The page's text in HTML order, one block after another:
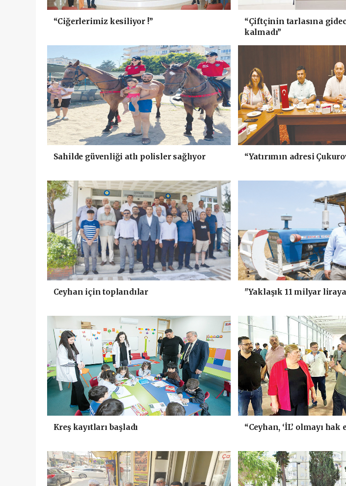
“Ciğerlerimiz kesiliyor !”
“Çiftçinin tarlasına
kalmadı”
Sahilde güvenliği atlı polisler sağlıyor “Yatırımın adresi
Ceyhan için toplandılar "Yaklaşık 11 milyar
Kreş kayıtları başladı “Ceyhan, ‘İL’ olmayı hak